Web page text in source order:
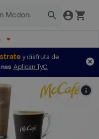
y disfruta de
Aplican TyC